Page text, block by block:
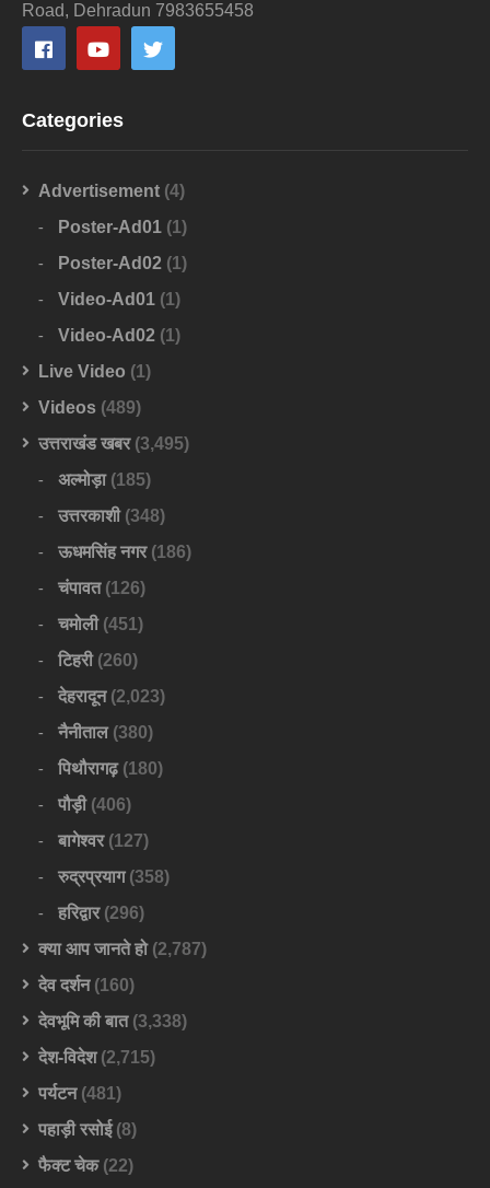
Road, Dehradun 7983655458
Categories
Advertisement (4)
Poster-Ad01 (1)
Poster-Ad02 (1)
Video-Ad01 (1)
Video-Ad02 (1)
Live Video (1)
Videos (489)
उत्तराखंड खबर(3,495)
अल्मोड़ा(185)
उत्तरकाशी(348)
ऊधमसिंह नगर(186)
चंपावत(126)
चमोली(451)
टिहरी(260)
देहरादून(2,023)
नैनीताल(380)
पिथौरागढ़(180)
पौड़ी(406)
बागेश्वर(127)
रुद्रप्रयाग(358)
हरिद्वार(296)
क्या आप जानते हो(2,787)
देव दर्शन(160)
देवभूमि की बात(3,338)
देश-विदेश(2,715)
पर्यटन(481)
पहाड़ी रसोई(8)
फैक्ट चेक(22)